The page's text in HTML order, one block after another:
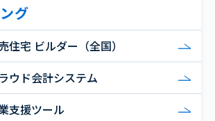
グ
住宅 ビルダー（全国）
ウド会計システム
支援ツール